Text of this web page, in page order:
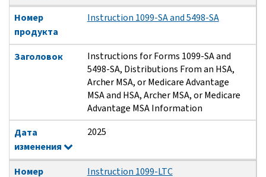
Номер
продукта
Instruction 1099-SA and 5498-SA
Заголовок
Instructions for Forms 1099-SA and
5498-SA, Distributions From an HSA,
Archer MSA, or Medicare Advantage
MSA and HSA, Archer MSA, or Medicare
Advantage MSA Information
Дата
изменения
2025
Номер
Instruction 1099-LTC